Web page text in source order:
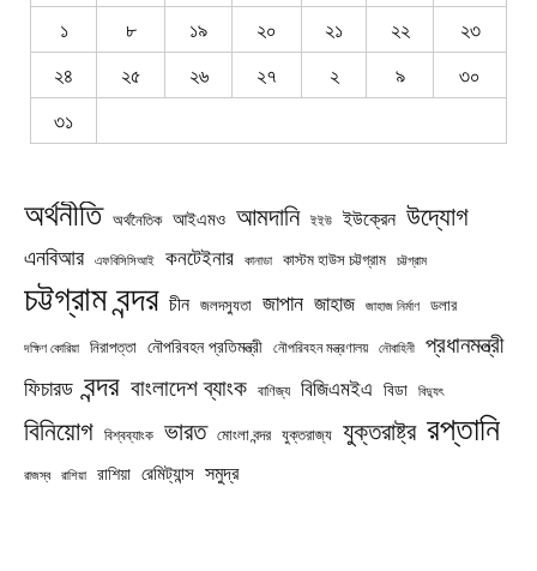
১
৮ ১৯ ২০ ২১ ২২
২৩
২৪
২৫ ২৬ ২৭ ২ ৯
৩০
৩১
অর্থনীতি অর্থনৈতিক আইএমও আমদানি ইইউ ইউক্রেন উদ্যোগ
এনবিআর এফবিসিসিআই কনটেইনার কানাডা কাস্টম হাউস চট্টগ্রাম চট্টগ্রাম
চট্টগ্রাম বন্দর চীন জলদস্যুতা জাপান জাহাজ জাহাজ নির্মাণ ডলার
দক্ষিণ কোরিয়া নিরাপত্তা নৌপরিবহন প্রতিমন্ত্রী নৌপরিবহন মন্ত্রণালয় নৌবাহিনী প্রধানমন্ত্রী
ফিচারড বন্দর বাংলাদেশ ব্যাংক বাণিজ্য বিজিএমইএ বিডা বিদ্যুৎ
বিনিয়োগ বিশ্বব্যাংক ভারত মোংলা বন্দর যুক্তরাজ্য যুক্তরাষ্ট্র রপ্তানি
রাজস্ব রাশিয়া রাশিয়া রেমিট্যান্স সমুদ্র